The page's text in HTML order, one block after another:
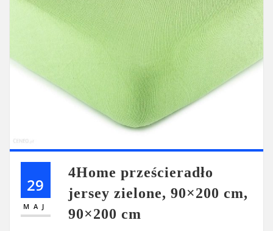
29
MAJ
4Home prześcieradło
jersey zielone, 90×200 cm,
90×200 cm